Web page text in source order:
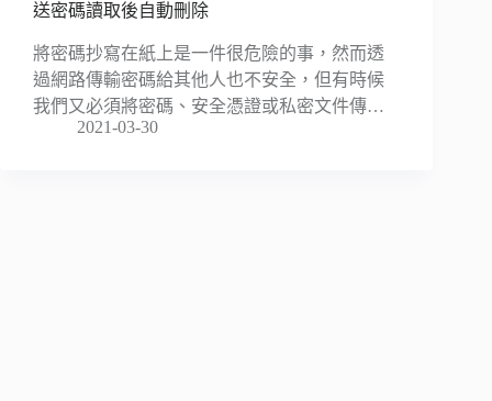
送密碼讀取後自動刪除
將密碼抄寫在紙上是一件很危險的事，然而透
過網路傳輸密碼給其他人也不安全，但有時候
我們又必須將密碼、安全憑證或私密文件傳…
2021-03-30